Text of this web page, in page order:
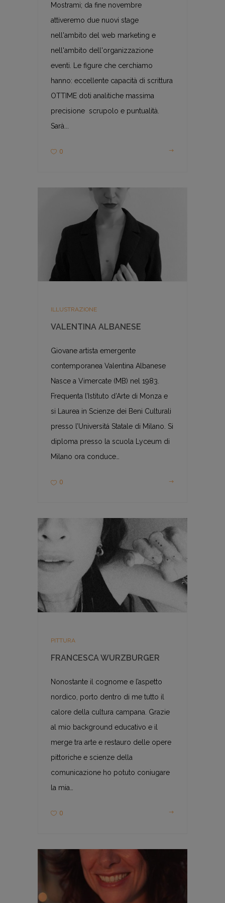
Mostrami; da fine novembre
attiveremo due nuovi stage
nell'ambito del web marketing e
nell'ambito dell'organizzazione
eventi. Le figure che cerchiamo
hanno: eccellente capacità di scrittura
OTTIME doti analitiche massima
precisione scrupolo e puntualità.
Sarà...
0
ILLUSTRAZIONE
VALENTINA ALBANESE
Giovane artista emergente
contemporanea Valentina Albanese
Nasce a Vimercate (MB) nel 1983.
Frequenta l’Istituto d’Arte di Monza e
si Laurea in Scienze dei Beni Culturali
presso l’Universitá Statale di Milano. Si
diploma presso la scuola Lyceum di
Milano ora conduce…
0
PITTURA
FRANCESCA WURZBURGER
Nonostante il cognome e l’aspetto
nordico, porto dentro di me tutto il
calore della cultura campana. Grazie
al mio background educativo e il
merge tra arte e restauro delle opere
pittoriche e scienze della
comunicazione ho potuto coniugare
la mia…
0